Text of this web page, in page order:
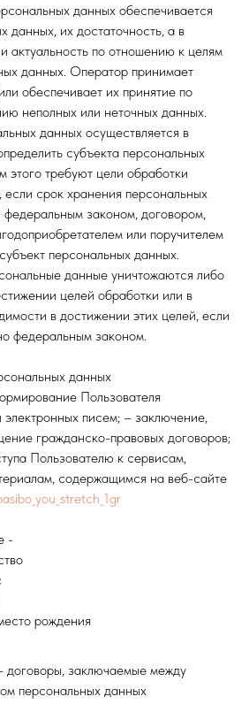
данных обеспечивается
данных, их достаточность, а в
актуальность по отношению к целям
данных. Оператор принимает
обеспечивает их принятие по
неполных или неточных данных.
данных осуществляется в
субъекта персональных
этого требуют цели обработки
срок хранения персональных
законом, договором,
или поручителем
персональных данных.
данные уничтожаются либо
целей обработки или в
в достижении этих целей, если
федеральным законом.
данных
Пользователя
электронных писем; – заключение,
гражданско-правовых договоров;
Пользователю к сервисам,
содержащимся на веб-сайте
-
рождения
договоры, заключаемые между
персональных данных